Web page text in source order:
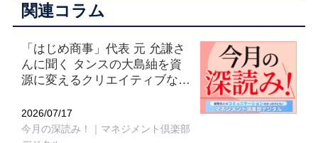
関連コラム
「はじめ商事」代表 元 允謙さ
んに聞く タンスの大島紬を資
源に変えるクリエイティブな循
ジメント倶楽部デジタル7月
号】
2026/07/17
今月の深読み！｜マネジメント倶楽部